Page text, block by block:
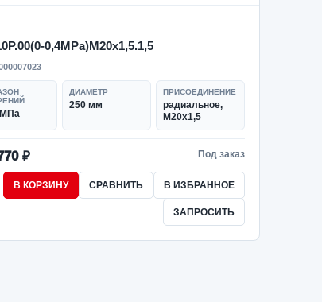
0,4MPa)M20x1,5.1,5
МПа
ДИАМЕТР
250 мм
ПРИСОЕДИНЕНИЕ
радиальное,
M20x1,5
₽ Под заказ
В КОРЗИНУ СРАВНИТЬ В ИЗБРАННОЕ
ЗАПРОСИТЬ